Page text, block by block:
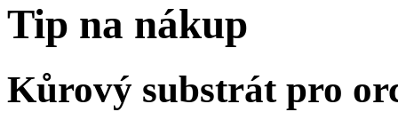
Tip na nákup
Kůrový substrát pro